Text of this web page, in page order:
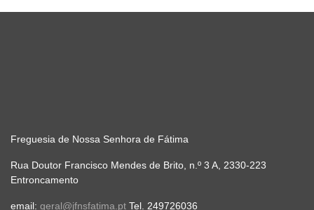
Freguesia de Nossa Senhora de Fátima
Rua Doutor Francisco Mendes de Brito, n.º 3 A, 2330-223
Entroncamento
email: geral@jfnsfatima.pt Tel. 249726036